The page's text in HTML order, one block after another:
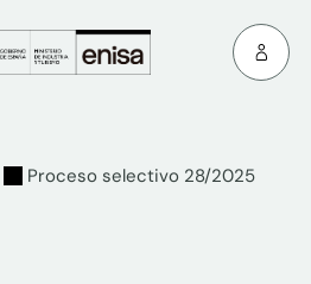
Proceso selectivo 28/2025